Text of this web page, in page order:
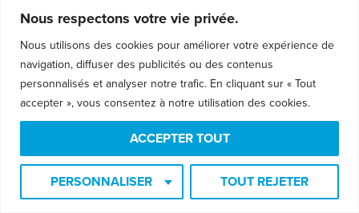
Nous respectons votre vie privée.
Nous utilisons des cookies pour améliorer votre expérience de
navigation, diffuser des publicités ou des contenus
personnalisés et analyser notre trafic. En cliquant sur « Tout
accepter », vous consentez à notre utilisation des cookies.
PERSONNALISER TOUT REJETER
ACCEPTER TOUT
connaisse et j’en ai vu d’autres. (Sachez qu’avant
de faire ce que je fais maintenant, je promouvais
des conférenciers et formateurs professionnels,
en quelque sorte ses compétiteurs… même si
dans mon livre à moi, je considère qu’il n’en a pas
vraiment.)
Impossible de mettre en mot… son approche
unique est organique, évolutive
et chirurgicalement efficace pour créer des